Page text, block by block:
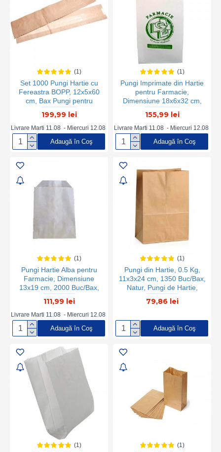
Set 1000 Pungi Hartie cu
Fereastra BOPP, 12x5x60
cm, Bax Pungi pentru
Patiserii si Brutarii, Pungi cu
Fereastra pentru Baghete,
Ambalaje Hartie pentru
Patiserii si Brutarii, Set
Pungi Hartie Fereastra
199,99 lei
(1)
Livrare Marti 11.08 - Miercuri 12.08
Adaugă în Coş
Pungi Imprimate din Hartie
pentru Farmacie,
Dimensiune 18x6x32 cm,
1000 Buc/Bax
155,99 lei
(1)
Livrare Marti 11.08 - Miercuri 12.08
Adaugă în Coş
Pungi Hartie Alba pentru
Farmacie, Dimensiune
13x19 cm, 2000 Buc/Bax,
pentru Medicamente
111,99 lei
(1)
Livrare Marti 11.08 - Miercuri 12.08
Adaugă în Coş
Pungi din Hartie, 0.5 Kg,
11x3x24 cm, 1350 Buc/Bax,
Natur, Pungi de Hartie,
Pungi Hartie Natur, Pungi
din Hartie pentru Panificatie,
Pungi din Hartie pentru
Patiserii, Ambalaje din
79,86 lei
(1)
Adaugă în Coş
(1) (1)